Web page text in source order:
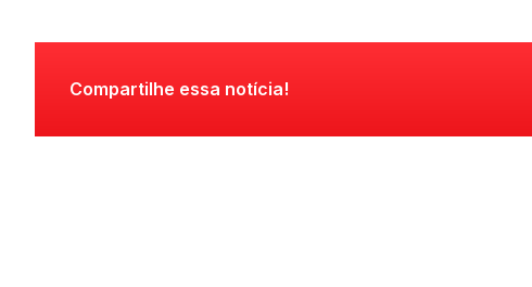
Compartilhe essa notícia!